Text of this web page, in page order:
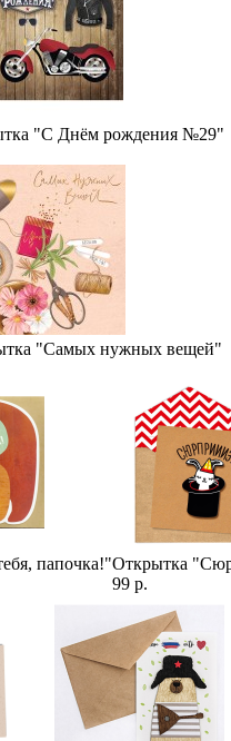
"С Днём рождения №29"
"Самых нужных вещей"
папочка!"Открытка
99 р.